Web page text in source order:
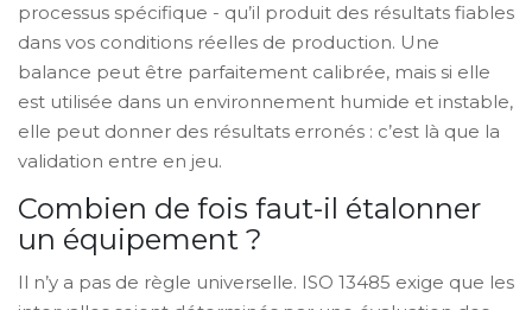
processus spécifique - qu’il produit des résultats fiables
dans vos conditions réelles de production. Une
balance peut être parfaitement calibrée, mais si elle
est utilisée dans un environnement humide et instable,
elle peut donner des résultats erronés : c’est là que la
validation entre en jeu.
Combien de fois faut-il étalonner
un équipement ?
Il n’y a pas de règle universelle. ISO 13485 exige que les